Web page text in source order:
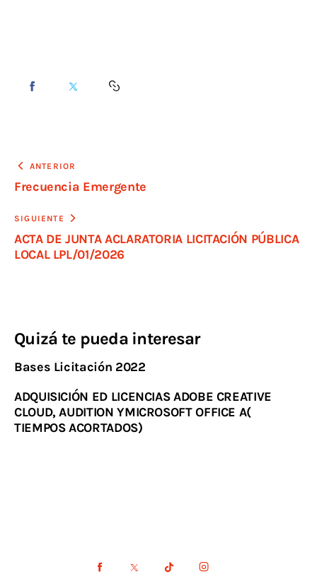
ANTERIOR
Frecuencia Emergente
SIGUIENTE
ACTA DE JUNTA ACLARATORIA LICITACIÓN PÚBLICA
LOCAL LPL/01/2026
Quizá te pueda interesar
Bases Licitación 2022
ADQUISICIÓN ED LICENCIAS ADOBE CREATIVE
CLOUD, AUDITION YMICROSOFT OFFICE A(
TIEMPOS ACORTADOS)